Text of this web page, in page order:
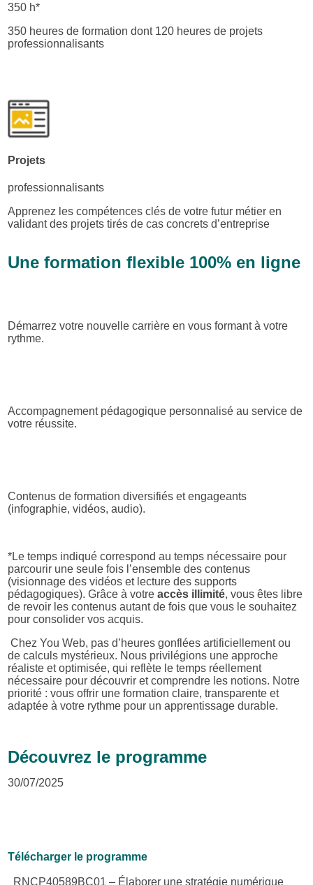
350 h*
350 heures de formation dont 120 heures de projets
professionnalisants
Projets
professionnalisants
Apprenez les compétences clés de votre futur métier en
validant des projets tirés de cas concrets d’entreprise
Une formation flexible 100% en ligne
Démarrez votre nouvelle carrière en vous formant à votre
rythme.
Accompagnement pédagogique personnalisé au service de
votre réussite.
Contenus de formation diversifiés et engageants
(infographie, vidéos, audio).
*Le temps indiqué correspond au temps nécessaire pour
parcourir une seule fois l’ensemble des contenus
(visionnage des vidéos et lecture des supports
pédagogiques).Grâce à votreaccès illimité, vous êtes libre
de revoir les contenus autant de fois que vous le souhaitez
pour consolider vos acquis.
Chez You Web, pas d’heures gonflées artificiellement ou
de calculs mystérieux. Nous privilégions une approche
réaliste et optimisée, qui reflète le temps réellement
nécessaire pour découvrir et comprendre les notions. Notre
priorité : vous offrir une formation claire, transparente et
adaptée à votre rythme pour un apprentissage durable.
Découvrez le programme
30/07/2025
Télécharger le programme
RNCP40589BC01 – Élaborer une stratégie numérique